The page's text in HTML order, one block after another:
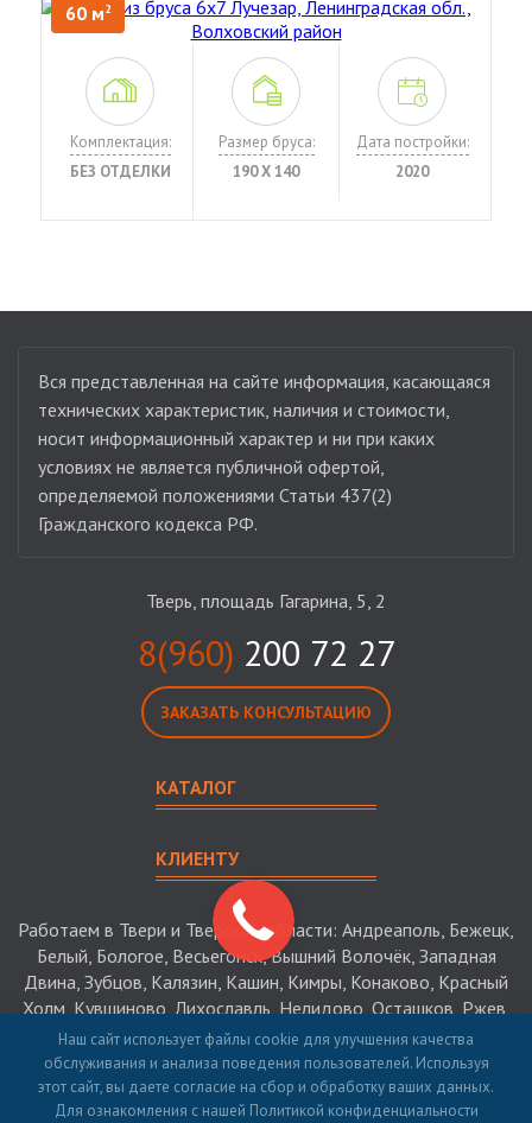
60 м2
Комплектация:
БЕЗ ОТДЕЛКИ
Размер бруса:
190 Х 140
Дата постройки:
2020
Наш сайт использует файлы cookie для улучшения качества
обслуживания и анализа поведения пользователей. Используя
этот сайт, вы даете согласие на сбор и обработку ваших данных.
Для ознакомления с нашей Политикой конфиденциальности
Вся представленная на сайте информация, касающаяся
технических характеристик, наличия и стоимости,
носит информационный характер и ни при каких
условиях не является публичной офертой,
определяемой положениями Статьи 437(2)
Гражданского кодекса РФ.
Тверь, площадь Гагарина, 5, 2
8(960) 200 72 27
ЗАКАЗАТЬ КОНСУЛЬТАЦИЮ
КАТАЛОГ
КЛИЕНТУ
Работаем в Твери и Тверской области: Андреаполь, Бежецк,
Белый, Бологое, Весьегонск, Вышний Волочёк, Западная
Двина, Зубцов, Калязин, Кашин, Кимры, Конаково, Красный
Холм, Кувшиново, Лихославль, Нелидово, Осташков, Ржев,
Старица, Торжок, Торопец, Удомля
© 2026 Багров-Строй - строительство загородных домов в